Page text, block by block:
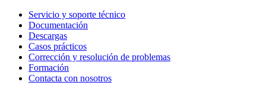
Servicio y soporte técnico
Documentación
Descargas
Casos prácticos
Corrección y resolución de problemas
Formación
Contacta con nosotros